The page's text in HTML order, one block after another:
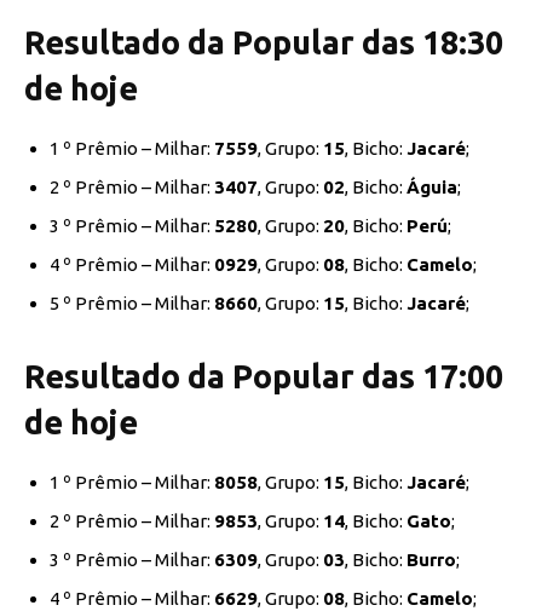
Resultado da Popular das 18:30
de hoje
1 º Prêmio – Milhar: 7559, Grupo: 15, Bicho: Jacaré;
2 º Prêmio – Milhar: 3407, Grupo: 02, Bicho: Águia;
3 º Prêmio – Milhar: 5280, Grupo: 20, Bicho: Perú;
4 º Prêmio – Milhar: 0929, Grupo: 08, Bicho: Camelo;
5 º Prêmio – Milhar: 8660, Grupo: 15, Bicho: Jacaré;
Resultado da Popular das 17:00
de hoje
1 º Prêmio – Milhar: 8058, Grupo: 15, Bicho: Jacaré;
2 º Prêmio – Milhar: 9853, Grupo: 14, Bicho: Gato;
3 º Prêmio – Milhar: 6309, Grupo: 03, Bicho: Burro;
4 º Prêmio – Milhar: 6629, Grupo: 08, Bicho: Camelo;